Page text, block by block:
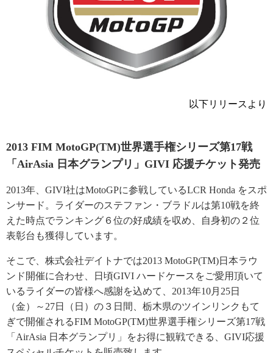
以下リリースより
2013 FIM MotoGP(TM)世界選手権シリーズ第17戦
「AirAsia 日本グランプリ」GIVI 応援チケット発売
2013年、GIVI社はMotoGPに参戦しているLCR Honda をスポ
ンサード。ライダーのステファン・ブラドルは第10戦を終
えた時点でランキング６位の好成績を収め、自身初の２位
表彰台も獲得しています。
そこで、株式会社デイトナでは2013 MotoGP(TM)日本ラウ
ンド開催に合わせ、日頃GIVI ハードケースをご愛用頂いて
いるライダーの皆様へ感謝を込めて、2013年10月25日
（金）～27日（日）の３日間、栃木県のツインリンクもて
ぎで開催されるFIM MotoGP(TM)世界選手権シリーズ第17戦
「AirAsia 日本グランプリ」をお得に観戦できる、GIVI応援